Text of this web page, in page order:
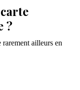
?
ailleurs en